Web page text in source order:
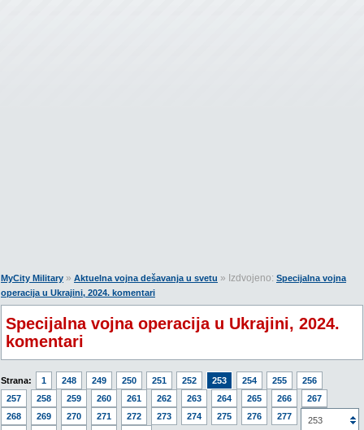
MyCity Military » Aktuelna vojna dešavanja u svetu » Izdvojeno: Specijalna vojna
operacija u Ukrajini, 2024. komentari
Specijalna vojna operacija u Ukrajini, 2024.
komentari
Strana: 1 248 249 250 251 252 253 254 255
256
257
258 259 260 261 262 263 264 265 266
267
268
269 270 271 272 273 274 275 276 277
278
253